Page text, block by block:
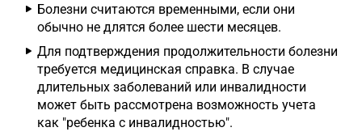
Болезни считаются временными, если они
обычно не длятся более шести месяцев.
Для подтверждения продолжительности болезни
требуется медицинская справка. В случае
длительных заболеваний или инвалидности
может быть рассмотрена возможность учета
как "ребенка с инвалидностью".